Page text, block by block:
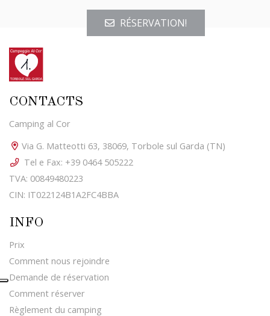
RÉSERVATION!
CONTACTS
Camping al Cor
Via G. Matteotti 63, 38069, Torbole sul Garda (TN)
Tel e Fax: +39 0464 505222
TVA: 00849480223
CIN: IT022124B1A2FC4BBA
INFO
Prix
Comment nous rejoindre
Demande de réservation
Comment réserver
Règlement du camping